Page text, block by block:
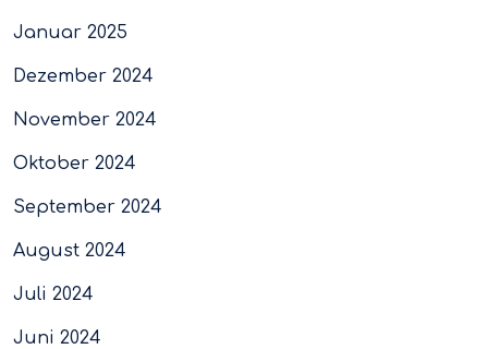
Januar 2025
Dezember 2024
November 2024
Oktober 2024
September 2024
August 2024
Juli 2024
Juni 2024